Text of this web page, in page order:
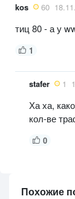
kos 60
тиц 80 - а у
1
stafer 1
Ха ха,
кол-ве
0
Похожие